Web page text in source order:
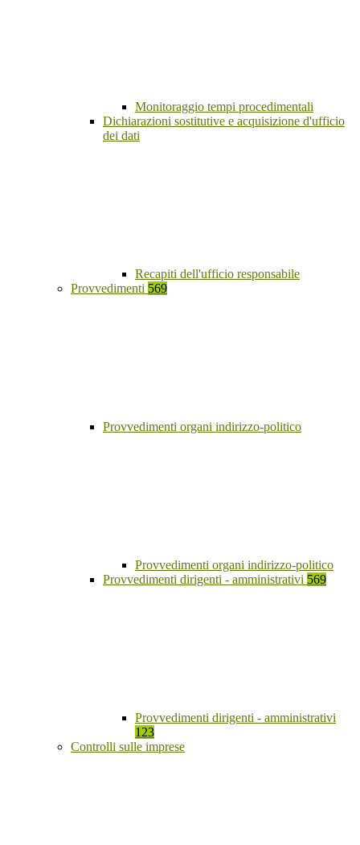
Monitoraggio tempi procedimentali
Dichiarazioni sostitutive e acquisizione d'ufficio
dei dati
Recapiti dell'ufficio responsabile
Provvedimenti 569
Provvedimenti organi indirizzo-politico
Provvedimenti organi indirizzo-politico
Provvedimenti dirigenti - amministrativi 569
Provvedimenti dirigenti - amministrativi
123
Controlli sulle imprese